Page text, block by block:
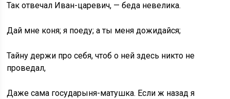
Так отвечал Иван-царевич, — беда невелика.
Дай мне коня; я поеду; а ты меня дожидайся;
Тайну держи про себя, чтоб о ней здесь никто не
проведал,
Даже сама государыня-матушка. Если ж назад я